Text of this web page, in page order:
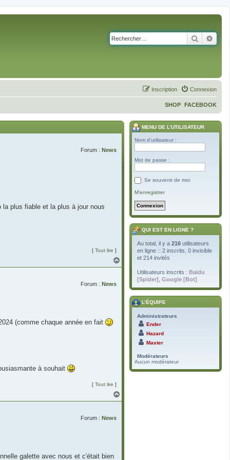
Connexion
Inscription
FACEBOOK
SHOP
Forum : News
plus fiable et la plus à jour nous
[ Tout lire ]
a
Forum : News
(comme chaque année en fait
à souhait
[ Tout lire ]
a
Forum : News
galette avec nous et c'était bien
MENU DE L’UTILISATEUR
Nom d’utilisateur :
Mot de passe :
Se souvenir de moi
M’enregistrer
QUI EST EN LIGNE ?
Au total, il y a 216 utilisateurs
en ligne :: 2 inscrits, 0 invisible
et 214 invités
Utilisateurs inscrits : Baidu
[Spider] Google [Bot]
L’ÉQUIPE
Administrateurs
Ender
Hazard
Master
Modérateurs
Aucun modérateur